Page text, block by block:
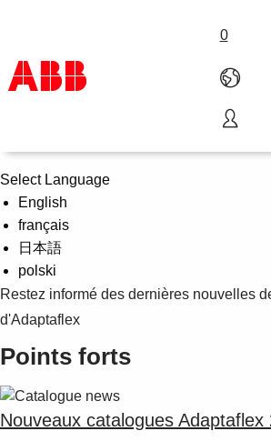
0
Produits & Services
Industries
Services
A propos
Où acheter
Contactez-nous
Carrières
Nouvelles
Select Language
English
français
日本語
polski
Restez informé des dernières nouvelles
d'Adaptaflex
Points forts
Nouveaux catalogues Adaptaflex